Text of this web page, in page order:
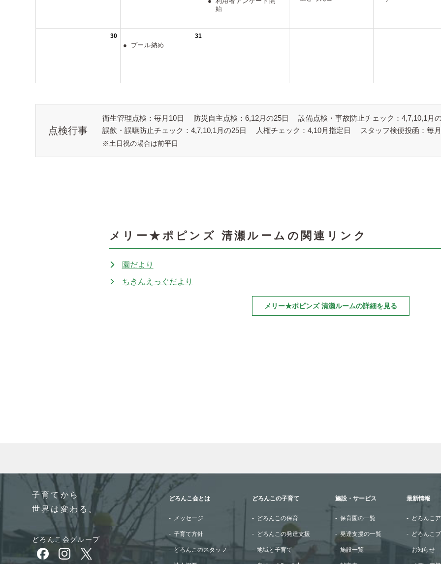
点検行事
衛生管理点検：毎月10日 防災自主点検：6,12月の25日
設備点検・事故防止チェック：4,7,10,1月
誤飲・誤嚥防止チェック：4,7,10,1月の25日
人権チェック：4,10月指定日 スタッフ検便投函：毎
※土日祝の場合は前平日
メリー★ポピンズ 清瀬ルームの関連リンク
園だより
ちきんえっぐだより
メリー★ポピンズ 清瀬ルームの詳細を見る
子育てから
世界は変わる。
どろんこ会グループ
別ウィンドウで開きます
別ウィンドウで開きます
別ウィンドウで開きます
どろんこ会とは
メッセージ
子育て方針
どろんこのスタッフ
どろんこの子育て
どろんこの保育
どろんこの発達支援
地域と子育て
施設・サービス
保育園の一覧
発達支援の一覧
施設一覧
最新情報
どろんこ
どろんこ
お知らせ